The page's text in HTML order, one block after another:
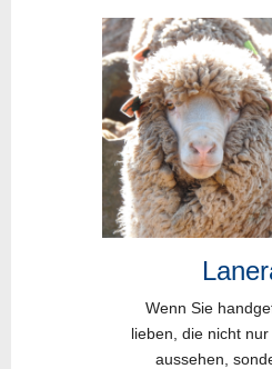
Wenn Sie
lieben, die nicht
aussehen,